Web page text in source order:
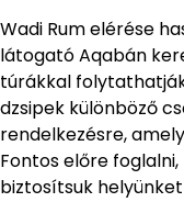
Wadi Rum elérése
látogató Aqabán
túrákkal
dzsipek különböző
rendelkezésre,
Fontos előre
biztosítsuk